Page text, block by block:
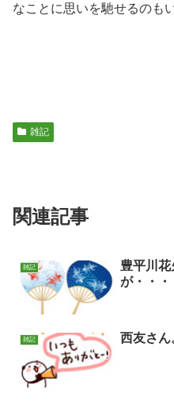
なことに思いを馳せるのも
雑記
関連記事
雑記
豊平川
が・・・
雑記 西友さん